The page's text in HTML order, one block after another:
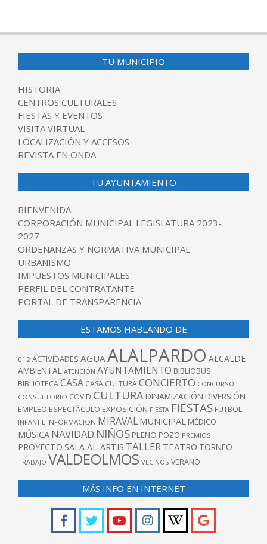
TU MUNICIPIO
HISTORIA
CENTROS CULTURALES
FIESTAS Y EVENTOS
VISITA VIRTUAL
LOCALIZACIÓN Y ACCESOS
REVISTA EN ONDA
TU AYUNTAMIENTO
BIENVENIDA
CORPORACIÓN MUNICIPAL LEGISLATURA 2023-
2027
ORDENANZAS Y NORMATIVA MUNICIPAL
URBANISMO
IMPUESTOS MUNICIPALES
PERFIL DEL CONTRATANTE
PORTAL DE TRANSPARENCIA
ESTAMOS HABLANDO DE
012 ACTIVIDADES AGUAALALPARDO ALCALDE
AMBIENTAL ATENCIÓN AYUNTAMIENTO BIBLIOBUS
BIBLIOTECACASA CASA CULTURACONCIERTO CONCURSO
CONSULTORIO COVID CULTURA DINAMIZACIÓN DIVERSIÓN
EMPLEO ESPECTÁCULO EXPOSICIÓN FIESTA FIESTAS FUTBOL
INFANTIL INFORMACIÓN MIRAVAL MUNICIPAL MÉDICO
MÚSICA NAVIDAD NIÑOS PLENO POZO PREMIOS
PROYECTO SALA AL-ARTIS TALLER TEATRO TORNEO
TRABAJO VALDEOLMOS VECINOS VERANO
MÁS INFO EN INTERNET